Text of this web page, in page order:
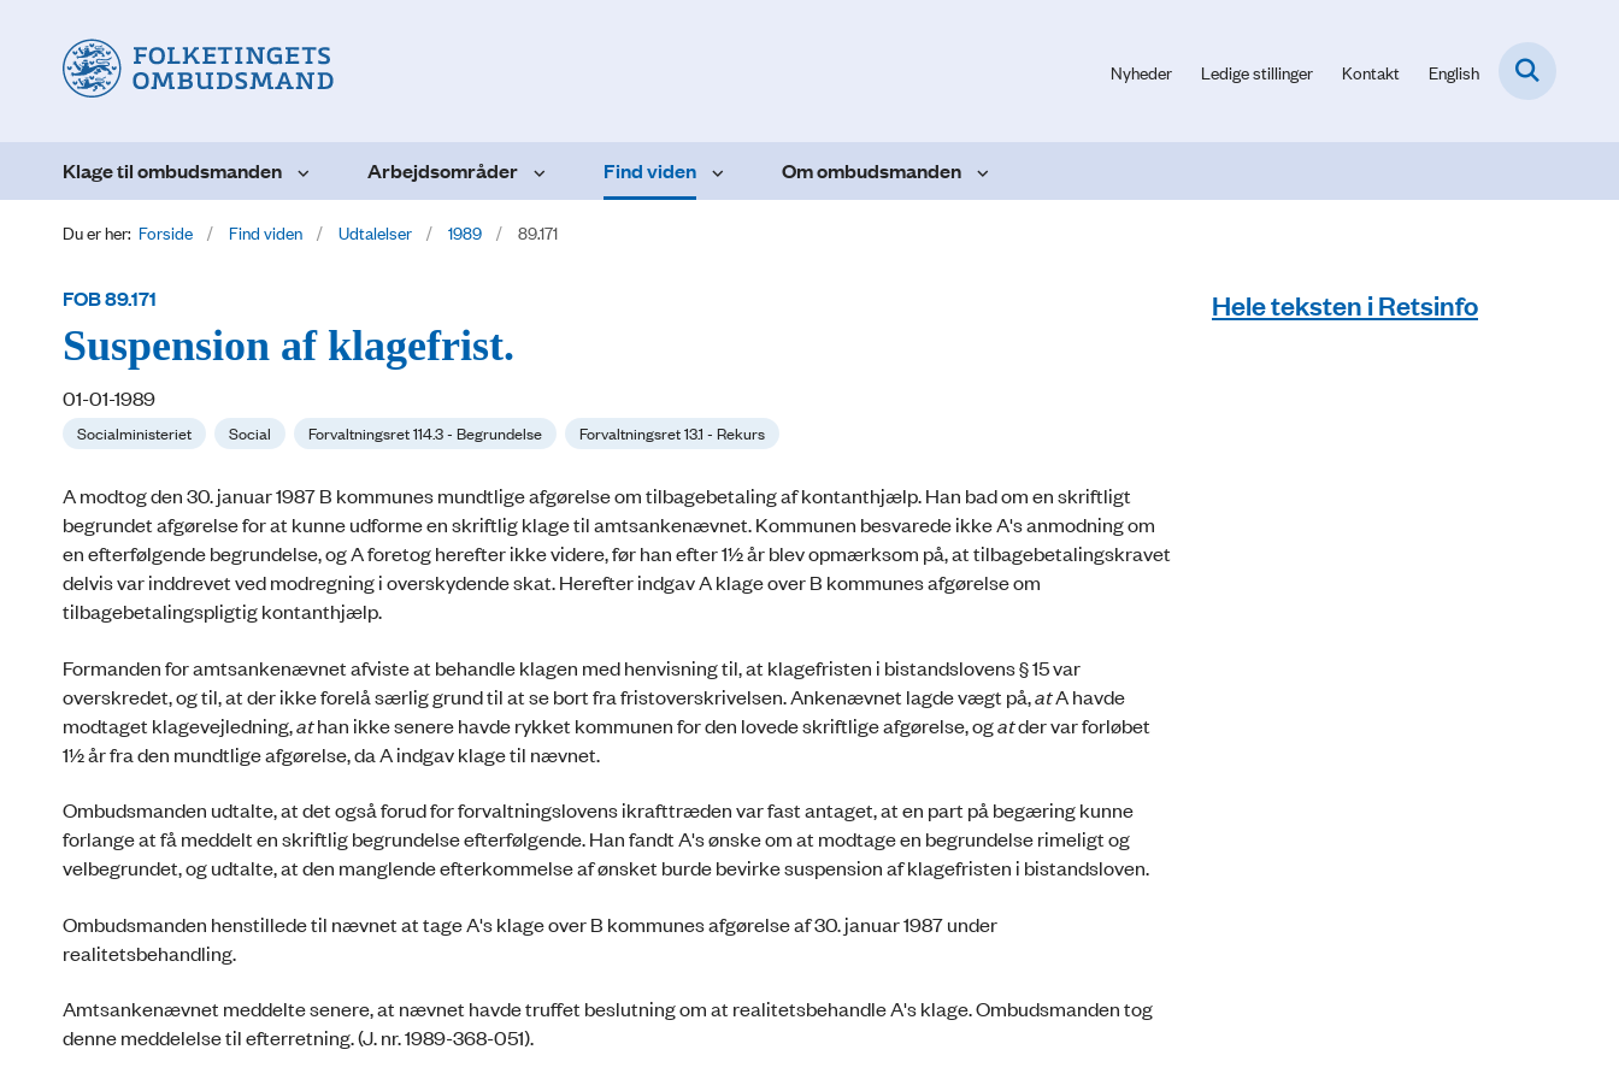
Nyheder Ledige stillinger Kontakt English
Klage til ombudsmanden Arbejdsområder Find viden Om ombudsmanden
Du er her: Forside Find viden Udtalelser 1989 89.171
FOB 89.171
Suspension af klagefrist.
01-01-1989
Socialministeriet Social Forvaltningsret 114.3 - Begrundelse Forvaltningsret 13.1 - Rekurs
A modtog den 30. januar 1987 B kommunes mundtlige afgørelse om tilbagebetaling af kontanthjælp. Han bad om en skriftligt
begrundet afgørelse for at kunne udforme en skriftlig klage til amtsankenævnet. Kommunen besvarede ikke A's anmodning om
en efterfølgende begrundelse, og A foretog herefter ikke videre, før han efter 1½ år blev opmærksom på, at tilbagebetalingskravet
delvis var inddrevet ved modregning i overskydende skat. Herefter indgav A klage over B kommunes afgørelse om
tilbagebetalingspligtig kontanthjælp.
Formanden for amtsankenævnet afviste at behandle klagen med henvisning til, at klagefristen i bistandslovens § 15 var
overskredet, og til, at der ikke forelå særlig grund til at se bort fra fristoverskrivelsen. Ankenævnet lagde vægt på,atA havde
modtaget klagevejledning,athan ikke senere havde rykket kommunen for den lovede skriftlige afgørelse, ogatder var forløbet
1½ år fra den mundtlige afgørelse, da A indgav klage til nævnet.
Ombudsmanden udtalte, at det også forud for forvaltningslovens ikrafttræden var fast antaget, at en part på begæring kunne
forlange at få meddelt en skriftlig begrundelse efterfølgende. Han fandt A's ønske om at modtage en begrundelse rimeligt og
velbegrundet, og udtalte, at den manglende efterkommelse af ønsket burde bevirke suspension af klagefristen i bistandsloven.
Ombudsmanden henstillede til nævnet at tage A's klage over B kommunes afgørelse af 30. januar 1987 under
realitetsbehandling.
Amtsankenævnet meddelte senere, at nævnet havde truffet beslutning om at realitetsbehandle A's klage. Ombudsmanden tog
denne meddelelse til efterretning. (J. nr. 1989-368-051).
Hele teksten i Retsinfo